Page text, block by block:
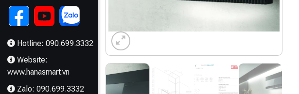
Hotline: 090.699.3332
Website:
www.hanasmart.vn
Zalo: 090.699.3332